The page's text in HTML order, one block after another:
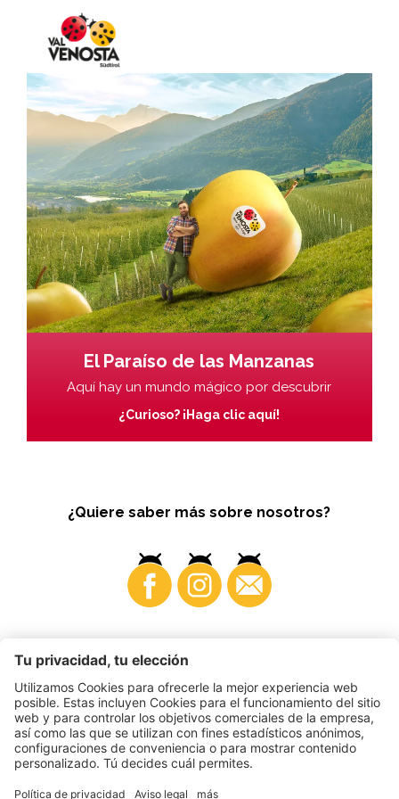
El Paraíso de las Manzanas
Aquí hay un mundo mágico por descubrir
¿Curioso? ¡Haga clic aquí!
¿Quiere saber más sobre nosotros?
Business